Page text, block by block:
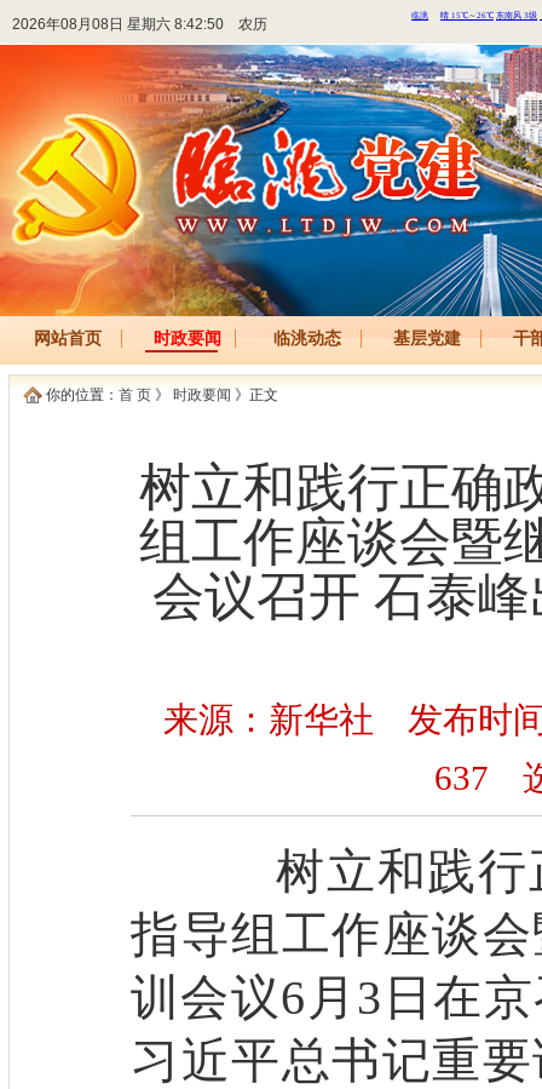
2026年08月08日 星期六 8:42:50 农历
网站首页 时政要闻 临洮动态 基层党建 干
你的位置： 首 页 》 时政要闻 》正文
树立和践行正确
组工作座谈会暨
会议召开 石泰
来源：新华社 发布时
637
树立和践行
指导组工作座谈
训会议6月3日在
习近平总书记重